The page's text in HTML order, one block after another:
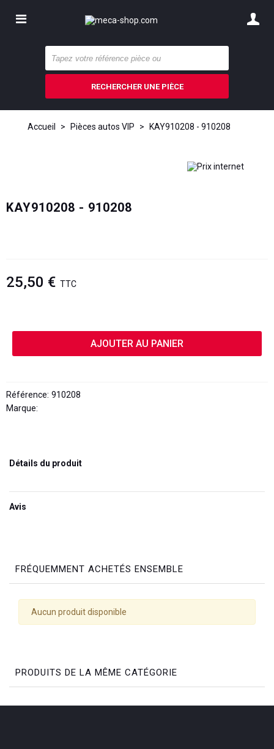
RECHERCHER UNE PIÈCE
Accueil > Pièces autos VIP > KAY910208 - 910208
KAY910208 - 910208
25,50 € TTC
AJOUTER AU PANIER
Référence: 910208
Marque:
Détails du produit
Avis
FRÉQUEMMENT ACHETÉS ENSEMBLE
Aucun produit disponible
PRODUITS DE LA MÊME CATÉGORIE